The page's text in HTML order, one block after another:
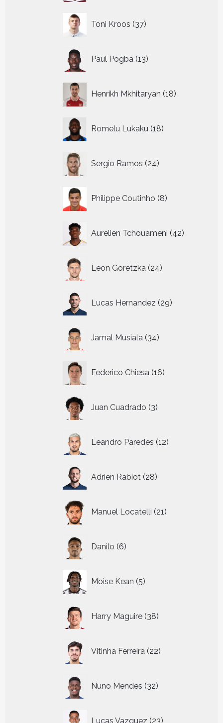
Toni Kroos 37
producten
Paul Pogba 13
producten
Henrikh Mkhitaryan 18
producten
Romelu Lukaku 18
producten
Sergio Ramos 24
producten
Philippe Coutinho 8
producten
Aurelien Tchouameni 42
producten
Leon Goretzka 24
producten
Lucas Hernandez 29
producten
Jamal Musiala 34
producten
Federico Chiesa 16
producten
Juan Cuadrado 3
producten
Leandro Paredes 12
producten
Adrien Rabiot 28
producten
Manuel Locatelli 21
producten
Danilo 6
producten
Moise Kean 5
producten
Harry Maguire 38
producten
Vitinha Ferreira 22
producten
Nuno Mendes 32
producten
Lucas Vazquez 23